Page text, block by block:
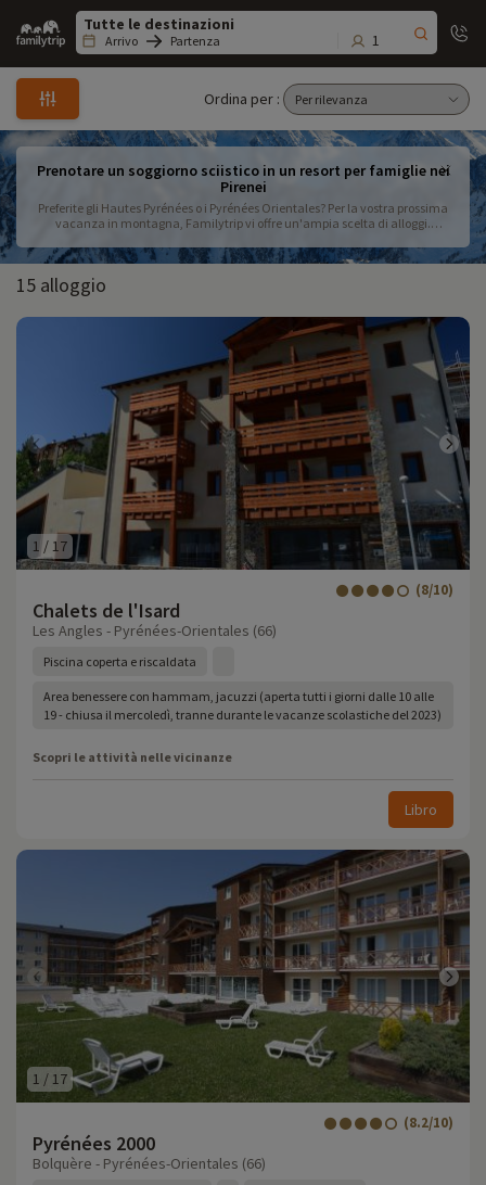
Family
trip
Arrivo Partenza 1
Ordina per :
Prenotare un soggiorno sciistico in un resort per famiglie nei
Pirenei
Preferite gli Hautes Pyrénées o i Pyrénées Orientales? Per la vostra prossima
vacanza in montagna, Familytrip vi offre un'ampia scelta di alloggi.
Pirenei.
15 alloggio
1 / 17
Chalets de l'Isard
(8/10)
Les Angles - Pyrénées-Orientales (66)
Piscina coperta e riscaldata
Area benessere con hammam, jacuzzi (aperta tutti i giorni dalle 10 alle
19 - chiusa il mercoledì, tranne durante le vacanze scolastiche del 2023)
Scopri le attività nelle vicinanze
Libro
1 / 17
Pyrénées 2000
(8.2/10)
Bolquère - Pyrénées-Orientales (66)